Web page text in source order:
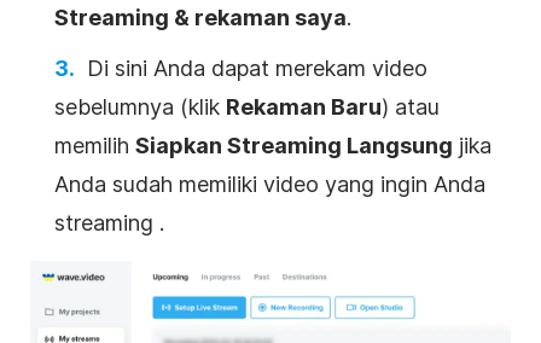
Streaming & rekaman saya.
Di sini Anda dapat merekam video
sebelumnya (klik Rekaman Baru) atau
memilih Siapkan Streaming Langsung jika
Anda sudah memiliki video yang ingin Anda
streaming .